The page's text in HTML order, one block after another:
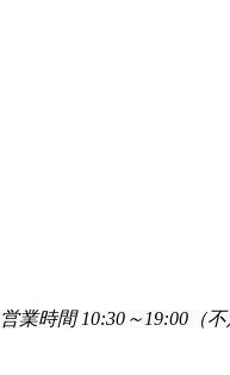
営業時間 10:30～19:00（不